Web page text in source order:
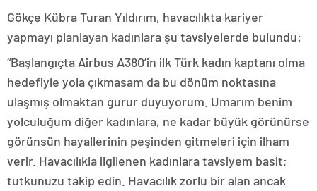
Gökçe Kübra Turan Yıldırım, havacılıkta kariyer
yapmayı planlayan kadınlara şu tavsiyelerde bulundu:
“Başlangıçta Airbus A380’in ilk Türk kadın kaptanı olma
hedefiyle yola çıkmasam da bu dönüm noktasına
ulaşmış olmaktan gurur duyuyorum. Umarım benim
yolculuğum diğer kadınlara, ne kadar büyük görünürse
görünsün hayallerinin peşinden gitmeleri için ilham
verir. Havacılıkla ilgilenen kadınlara tavsiyem basit;
tutkunuzu takip edin. Havacılık zorlu bir alan ancak